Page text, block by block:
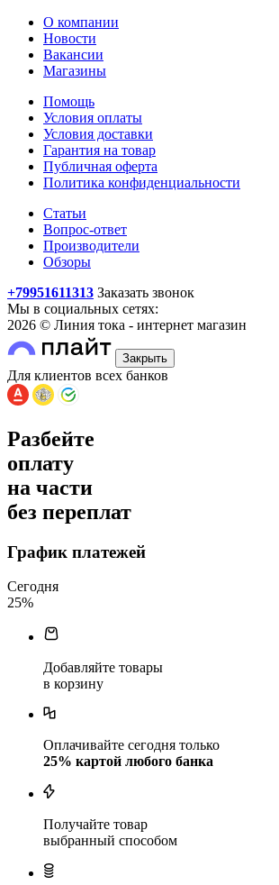
О компании
Новости
Вакансии
Магазины
Помощь
Условия оплаты
Условия доставки
Гарантия на товар
Публичная оферта
Политика конфиденциальности
Статьи
Вопрос-ответ
Производители
Обзоры
+79951611313 Заказать звонок
Мы в социальных сетях:
2026 © Линия тока - интернет магазин
Закрыть
Для клиентов всех банков
Разбейте
оплату
на части
без переплат
График платежей
Сегодня
25%
Добавляйте товары
в корзину
Оплачивайте сегодня только
25% картой любого банка
Получайте товар
выбранный способом